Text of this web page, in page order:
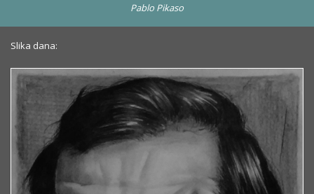
Pablo Pikaso
Slika dana: